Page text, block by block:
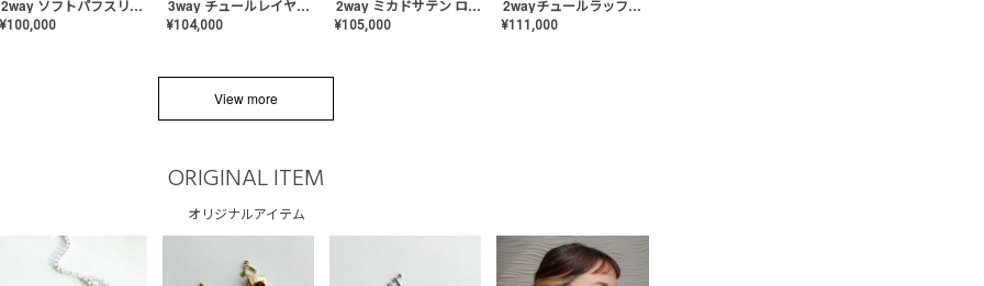
2way ソフトパフスリーブ スレンダードレス〈PD-WDOR-2112〉
¥100,000
3way チュールレイヤーオフショルダー スレンダードレス〈PD-WDOR-2111〉
¥104,000
2way ミカドサテン ロールカラードレス〈PD-WDOR-511〉
¥105,000
2wayチュールラッフルドレス〈PD-WDOR-341〉
¥111,000
View more
ORIGINAL ITEM
オリジナルアイテム